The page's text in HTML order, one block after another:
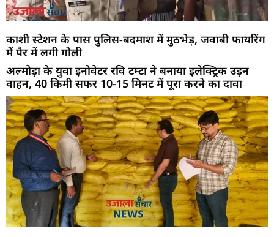
काशी स्टेशन के पास पुलिस-बदमाश में मुठभेड़, जवाबी फायरिंग
में पैर में लगी गोली
अल्मोड़ा के युवा इनोवेटर रवि टम्टा ने बनाया इलेक्ट्रिक उड़न
वाहन, 40 किमी सफर 10-15 मिनट में पूरा करने का दावा